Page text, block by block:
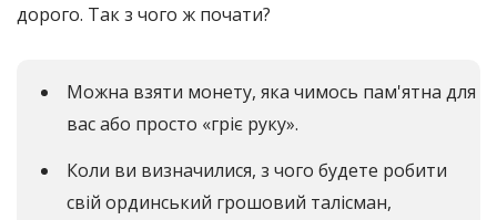
дорого. Так з чого ж почати?
Можна взяти монету, яка чимось пам'ятна для
вас або просто «гріє руку».
Коли ви визначилися, з чого будете робити
свій ординський грошовий талісман,